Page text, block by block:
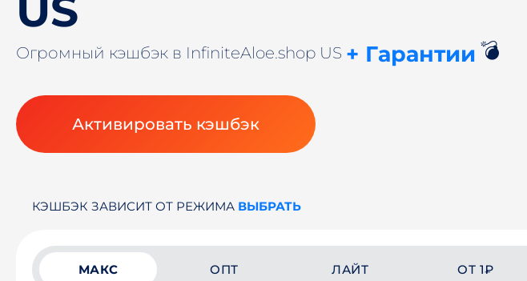
US
Огромный кэшбэк в InfiniteAloe.shop US + Гарантии 💣
Активировать кэшбэк
КЭШБЭК ЗАВИСИТ ОТ РЕЖИМА ВЫБРАТЬ
МАКС ОПТ ЛАЙТ ОТ 1₽